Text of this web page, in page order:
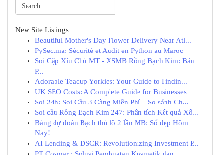
New Site Listings
Beautiful Mother's Day Flower Delivery Near Atl...
PySec.ma: Sécurité et Audit en Python au Maroc
Soi Cặp Xỉu Chủ MT - XSMB Rồng Bạch Kim: Bản
P...
Adorable Teacup Yorkies: Your Guide to Findin...
UK SEO Costs: A Complete Guide for Businesses
Soi 24h: Soi Cầu 3 Càng Miễn Phí – So sánh Ch...
Soi cầu Rồng Bạch Kim 247: Phân tích Kết quả Xổ...
Bảng dự đoán Bạch thủ lô 2 lần MB: Số đẹp Hôm
Nay!
AI Lending & DSCR: Revolutionizing Investment P...